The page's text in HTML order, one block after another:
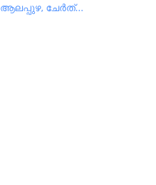
ആലപ്പുഴ, ചേർത്...